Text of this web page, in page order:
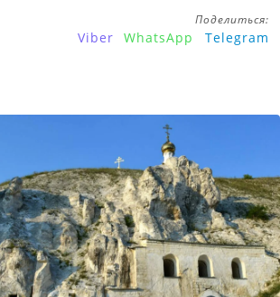
Поделиться:
Viber WhatsApp Telegram